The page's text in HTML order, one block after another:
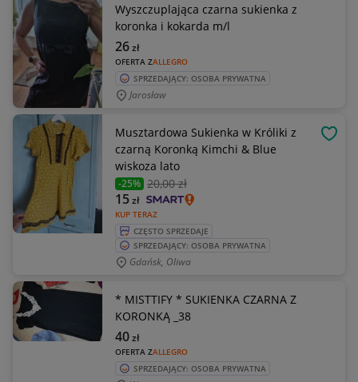
Wyszczuplająca czarna sukienka z
koronka i kokarda m/l
OFERTA ZALLEGRO
26zł
SPRZEDAJĄCY: OSOBA PRYWATNA
Jarosław
Musztardowa Sukienka w Króliki z
czarną Koronką Kimchi & Blue
wiskoza lato
-25% 20,00 zł
KUP TERAZ
15zł
CZĘSTO SPRZEDAJE
SPRZEDAJĄCY: OSOBA PRYWATNA
Gdańsk, Oliwa
* MISTTIFY * SUKIENKA CZARNA Z
KORONKĄ _38
OFERTA ZALLEGRO
40zł
SPRZEDAJĄCY: OSOBA PRYWATNA